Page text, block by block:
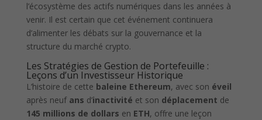
l’écosystème des actifs numériques dans les années à
venir. Il est certain que cet événement continuera
d’alimenter les débats sur la gouvernance et la
structure du marché crypto.
Les Stratégies de Gestion de Portefeuille :
Leçons d’un Investisseur Historique
L’histoire de cette baleine Ethereum, avec son éveil
après neuf ans d’inactivité et son déplacement de
145 millions de dollars en ETH, offre une leçon